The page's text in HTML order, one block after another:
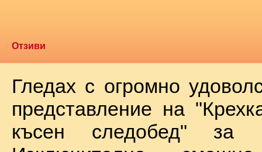
Отзиви
Гледах с огромно
представление на
късен следобед" за